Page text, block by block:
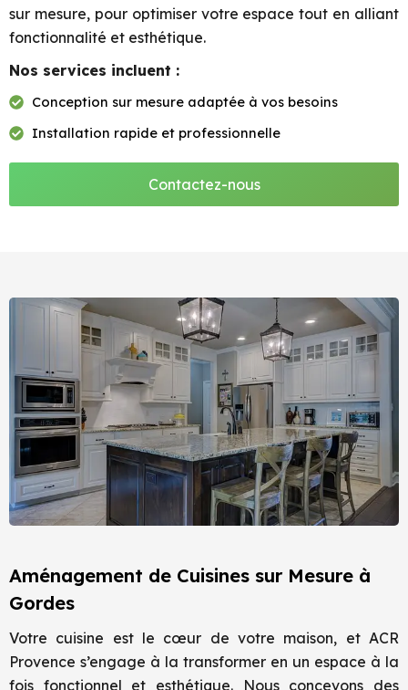
sur mesure, pour optimiser votre espace tout en alliant
fonctionnalité et esthétique.
Nos services incluent :
Conception sur mesure adaptée à vos besoins
Installation rapide et professionnelle
Contactez-nous
Aménagement de Cuisines sur Mesure à
Gordes
Votre cuisine est le cœur de votre maison, et ACR
Provence s’engage à la transformer en un espace à la
fois fonctionnel et esthétique. Nous concevons des